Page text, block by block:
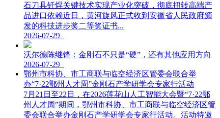
石刀具钎焊关键技术实现产业化突破，彻底扭转高端产
品进口依赖近日，黄河旋风正式收到安徽省人民政府颁
发的科技进步奖二等奖证书...
2026-07-29
沃尔德陈继锋：金刚石不只是“硬”，还有其他应用方向
2026-07-29
鄂州市科协、市工商联与临空经济区管委会联合举
办“7·22鄂州人才周”金刚石产学研学会专家行活动
7月21日至22日，在2026莲花山人工智能大会暨“7·22鄂
州人才周”期间，鄂州市科协、市工商联与临空经济区管
委会联合举办金刚石产学研学会专家行活动。活动特邀